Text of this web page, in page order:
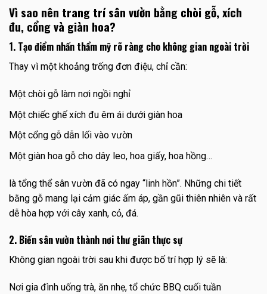
Vì sao nên trang trí sân vườn bằng chòi gỗ, xích
đu, cổng và giàn hoa?
1. Tạo điểm nhấn thẩm mỹ rõ ràng cho không gian ngoài trời
Thay vì một khoảng trống đơn điệu, chỉ cần:
Một chòi gỗ làm nơi ngồi nghỉ
Một chiếc ghế xích đu êm ái dưới giàn hoa
Một cổng gỗ dẫn lối vào vườn
Một giàn hoa gỗ cho dây leo, hoa giấy, hoa hồng…
là tổng thể sân vườn đã có ngay “linh hồn”. Những chi tiết
bằng gỗ mang lại cảm giác ấm áp, gần gũi thiên nhiên và rất
dễ hòa hợp với cây xanh, cỏ, đá.
2. Biến sân vườn thành nơi thư giãn thực sự
Không gian ngoài trời sau khi được bố trí hợp lý sẽ là:
Nơi gia đình uống trà, ăn nhẹ, tổ chức BBQ cuối tuần